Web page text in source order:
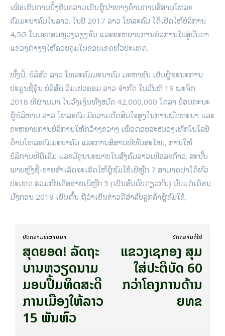
ເພື່ອເປັນການຢັ້ງຢືນຄວາມເປັນຜູ້ນໍາທາງດ້ານການສື່ສານໂທລະ
ຄົມມະນາຄົມໃນລາວ. ໃນປີ 2017 ລາວ ໂທລະຄົມ ໄດ້ເປີດໃຫ້ບໍລິການ
4,5G ໃນນະຄອນຫຼວງວຽງຈັນ ແລະຂະຫຍາຍການບໍລການໄປສູ່ບັນດາ
ແຂວງຕ່າງໆໃຫ້ຄວບຄຸມໃນຂອບເຂດທົ່ວປະເທດ.
ທັ້ງນີ້, ບໍລິສັດ ລາວ ໂທລະຄົມມະນາຄົມ ມະຫາຊົນ ເປັນຜູ້ຊະນະການ
ປະມູນຊື້ຮຸ້ນ ບໍລິສັດ ວິມເປວຄອມ ລາວ ຈໍາກັດ ໃນວັນທີ 19 ພະຈິກ
2018 ທີ່ຜ່ານມາ ໃນວົງເງິນທັງໝົດ 42,000,000 ໂດລາ ຍ້ອນຄະນະ
ຜູ້ບໍລິຫານ ລາວ ໂທລະຄົມ ມີຄວາມຕັດສິນໃຈສູງໃນການພັດທະນາ ແລະ
ຂະຫຍາຍການບໍລິການໃຫ້ກວ້າງຂວາງ ເພື່ອຕອບສະໜອງເທັກໂນໂລຢີ
ດ້ານໂທລະຄົມມະນາຄົມ ແລະການສື່ສານທີ່ທັນສະໄໝ, ການໃຫ້
ບໍລິການທີ່ດີເລີມ ແລະມີຄຸນນະພາບໃນສັງຄົມລາວເທື່ອລະກ້າວ. ສະນັ້ນ
ພາຍຫຼັງຊື້-ຂາຍສໍາເລັດຈະເຮັດໃຫ້ຜູ້ຊົມໃຊ້ເບີຫຼັກ 7 ສາມາດນໍາໄດ້ທົ່ວ
ປະເທດ ຮ່ວມກັບເຄື່ອຂ່າຍເບີຫຼັກ 5 (ເປັນອັນດັບດຽວກັນ) ນັບແຕ່ເດືອນ
ມັງກອນ 2019 ເປັນຕົ້ນ ຖືວ່າເປັນຂ່າວດີສໍາລັບລູກຄ້າຜູ້ຊົມໃຊ້.
ບົດ​ຄວາມ​ທີ່​ຜ່ານ​ມາ
ສຸດຍອດ! ລັດ​ຖະ​
ບານຫວຽດນາມ
ມອບປຶ້ມທິດສະດີ
ການເມືອງໃຫ້ລາວ
15 ພັນຫົວ
ບົດ​ຄວາມ​ຕໍ່​ໄປ
ແຂວງເຊກອງ ສຸມ
ໃສ່ປະຕິບັດ 60
ກວ່າໂຄງການດ້ານ
ຍທຂ